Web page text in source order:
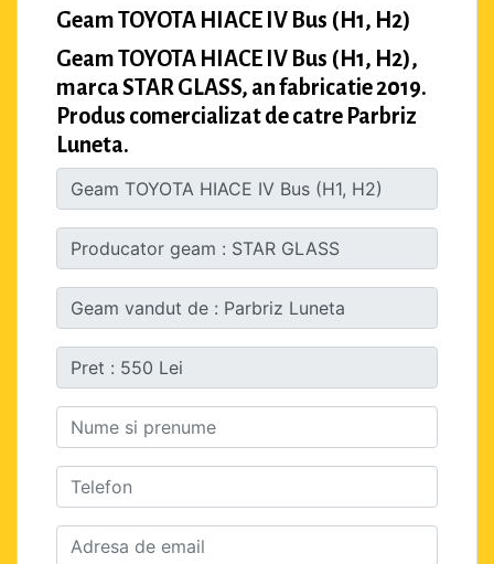
Geam TOYOTA HIACE IV Bus (H1, H2)
Geam TOYOTA HIACE IV Bus (H1, H2),
marca STAR GLASS, an fabricatie 2019.
Produs comercializat de catre Parbriz
Luneta.